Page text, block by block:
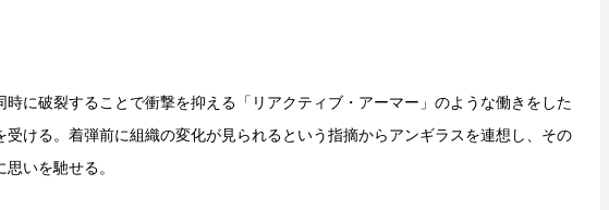
時に破裂することで衝撃を抑える「リアクティブ・アーマー」のような働きをした
受ける。着弾前に組織の変化が見られるという指摘からアンギラスを連想し、その
いを馳せる。